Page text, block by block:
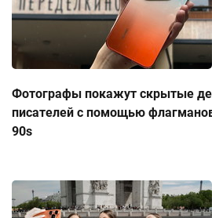
Фотографы покажут скрытые
писателей с помощью
90s